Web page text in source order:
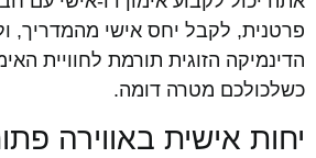
פרטנית, לקבל יחס אישי מהמדריך,
הדינמיקה הזוגית תורמת לחוויית
כשלכולכם מטרה דומה.
יחות אישית באווירה